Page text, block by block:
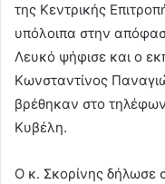
της Κεντρικής
υπόλοιπα στην
Λευκό ψήφισε και ο
Κωνσταντίνος
βρέθηκαν στο
Κυβέλη.
Ο κ. Σκορίνης δήλωσε